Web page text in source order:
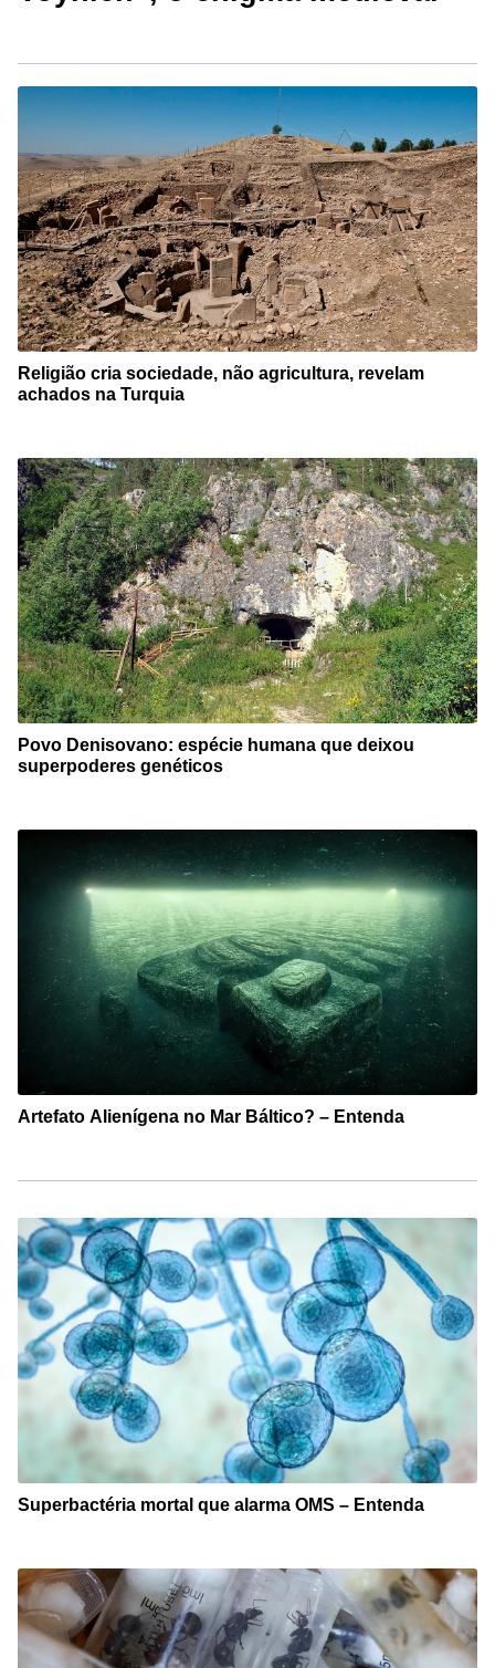
Religião cria sociedade, não agricultura, revelam
achados na Turquia
Povo Denisovano: espécie humana que deixou
superpoderes genéticos
Artefato Alienígena no Mar Báltico? – Entenda
Superbactéria mortal que alarma OMS – Entenda